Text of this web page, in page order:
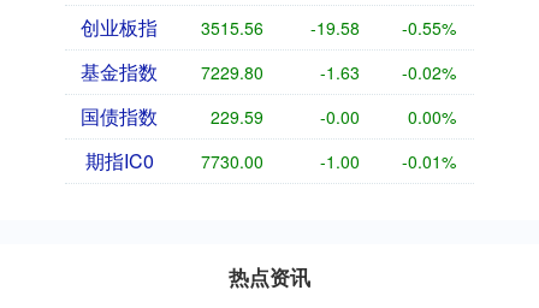
创业板指 3515.56 -19.58 -0.55%
基金指数 7229.80 -1.63 -0.02%
国债指数 229.59 -0.00 0.00%
期指IC0 7730.00 -1.00 -0.01%
热点资讯